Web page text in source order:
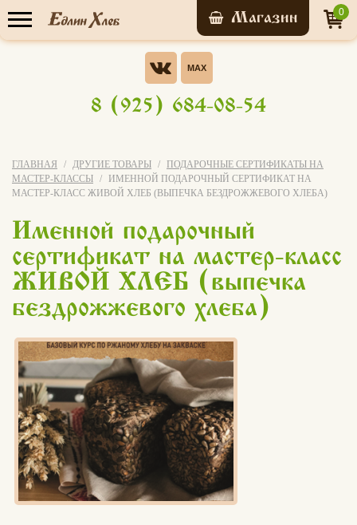
0
Прайс-лист
7 156 человек
мастер-класс
Хотели бы Вы участвовать в
бонусной системе ЭВО-
Нет
я не знаю что это за бонусная
система
Свой вариант
Голосовать
8 (925) 684-08-54
ГЛАВНАЯ ДРУГИЕ ТОВАРЫ
ПОДАРОЧНЫЕ СЕРТИФИКАТЫ НА
МАСТЕР-КЛАССЫ
ИМЕННОЙ ПОДАРОЧНЫЙ СЕРТИФИКАТ НА
МАСТЕР-КЛАСС ЖИВОЙ ХЛЕБ (ВЫПЕЧКА БЕЗДРОЖЖЕВОГО ХЛЕБА)
Именной подарочный
сертификат на мастер-класс
ЖИВОЙ ХЛЕБ (выпечка
бездрожжевого хлеба)